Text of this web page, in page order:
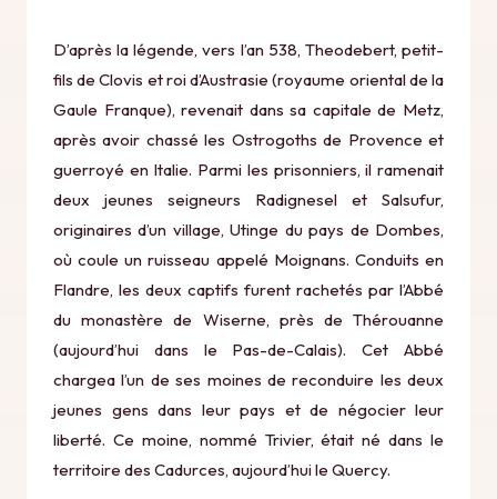
D’après la légende, vers l’an 538, Theodebert, petit-
fils de Clovis et roi d’Austrasie (royaume oriental de la
Gaule Franque), revenait dans sa capitale de Metz,
après avoir chassé les Ostrogoths de Provence et
guerroyé en Italie. Parmi les prisonniers, il ramenait
deux jeunes seigneurs Radignesel et Salsufur,
originaires d’un village, Utinge du pays de Dombes,
où coule un ruisseau appelé Moignans. Conduits en
Flandre, les deux captifs furent rachetés par l’Abbé
du monastère de Wiserne, près de Thérouanne
(aujourd’hui dans le Pas-de-Calais). Cet Abbé
chargea l’un de ses moines de reconduire les deux
jeunes gens dans leur pays et de négocier leur
liberté. Ce moine, nommé Trivier, était né dans le
territoire des Cadurces, aujourd’hui le Quercy.